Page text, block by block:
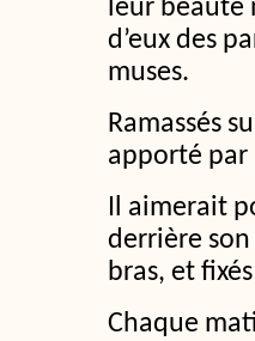
leur beauté
d’eux des
muses.
Ramassés
apporté par
Il aimerait
derrière son
bras, et
Chaque